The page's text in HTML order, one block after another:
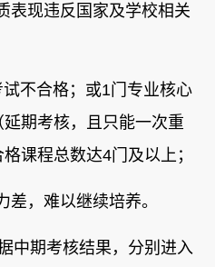
表现违反国家及学校相关
不合格；或1门专业核心
期考核，且只能一次重
课程总数达4门及以上；
差，难以继续培养。
中期考核结果，分别进入